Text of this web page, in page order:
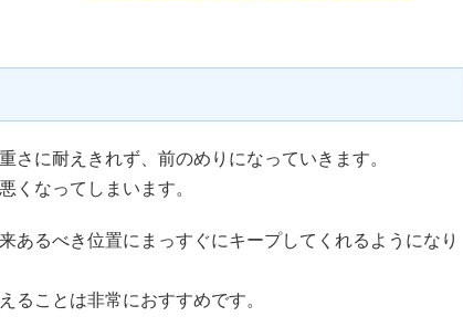
さに耐えきれず、前のめりになっていきます。
くなってしまいます。
あるべき位置にまっすぐにキープしてくれるようになり
ることは非常におすすめです。